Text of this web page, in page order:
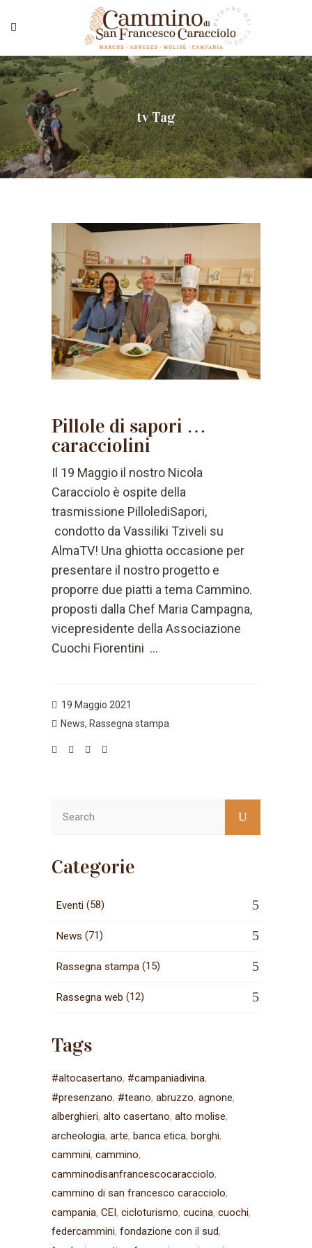
tv Tag
Pillole di sapori …
caracciolini
Il 19 Maggio il nostro Nicola
Caracciolo è ospite della
trasmissione PillolediSapori,
condotto da Vassiliki Tziveli su
AlmaTV! Una ghiotta occasione per
presentare il nostro progetto e
proporre due piatti a tema Cammino.
proposti dalla Chef Maria Campagna,
vicepresidente della Associazione
Cuochi Fiorentini ...
19 Maggio 2021
News, Rassegna stampa
Categorie
Eventi (58)
News (71)
Rassegna stampa (15)
Rassegna web (12)
Tags
#altocasertano #campaniadivina
#presenzano #teano abruzzo agnone
alberghieri alto casertano alto molise
archeologia arte banca etica borghi
cammini cammino
camminodisanfrancescocaracciolo
cammino di san francesco caracciolo
campania CEI cicloturismo cucina cuochi
federcammini fondazione con il sud